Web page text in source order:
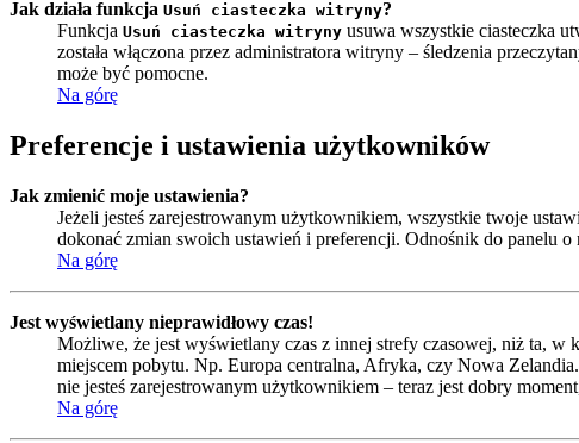
Jak działa funkcja Usuń ciasteczka witryny?
Funkcja Usuń ciasteczka witryny usuwa wszystkie ciasteczka
została włączona przez administratora witryny – śledzenia
może być pomocne.
Na górę
Preferencje i ustawienia użytkowników
Jak zmienić moje ustawienia?
Jeżeli jesteś zarejestrowanym użytkownikiem, wszystkie twoje
dokonać zmian swoich ustawień i preferencji. Odnośnik do panelu o
Na górę
Jest wyświetlany nieprawidłowy czas!
Możliwe, że jest wyświetlany czas z innej strefy czasowej, niż ta, w
miejscem pobytu. Np. Europa centralna, Afryka, czy Nowa
nie jesteś zarejestrowanym użytkownikiem – teraz jest dobry
Na górę